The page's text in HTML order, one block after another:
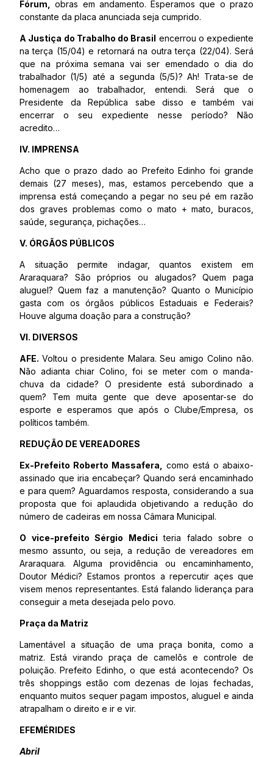
Fórum,
obras em andamento. Esperamos que o prazo
constante da placa anunciada seja cumprido.
A Justiça do Trabalho do Brasil encerrou o expediente
na terça (15/04) e retornará na outra terça (22/04). Será
que na próxima semana vai ser emendado o dia do
trabalhador (1/5) até a segunda (5/5)? Ah! Trata-se de
homenagem ao trabalhador, entendi. Será que o
Presidente da República sabe disso e também vai
encerrar o seu expediente nesse período? Não
acredito…
IV. IMPRENSA
Acho que o prazo dado ao Prefeito Edinho foi grande
demais (27 meses), mas, estamos percebendo que a
imprensa está começando a pegar no seu pé em razão
dos graves problemas como o mato + mato, buracos,
saúde, segurança, pichações…
V. ÓRGÃOS PÚBLICOS
A situação permite indagar, quantos existem em
Araraquara? São próprios ou alugados? Quem paga
aluguel? Quem faz a manutenção? Quanto o Município
gasta com os órgãos públicos Estaduais e Federais?
Houve alguma doação para a construção?
VI. DIVERSOS
AFE. Voltou o presidente Malara. Seu amigo Colino não.
Não adianta chiar Colino, foi se meter com o manda-
chuva da cidade? O presidente está subordinado a
quem? Tem muita gente que deve aposentar-se do
esporte e esperamos que após o Clube/Empresa, os
políticos também.
REDUÇÃO DE VEREADORES
Ex-Prefeito Roberto Massafera,
como está o abaixo-
assinado que iria encabeçar? Quando será encaminhado
e para quem? Aguardamos resposta, considerando a sua
proposta que foi aplaudida objetivando a redução do
número de cadeiras em nossa Câmara Municipal.
O vice-prefeito Sérgio Medici teria falado sobre o
mesmo assunto, ou seja, a redução de vereadores em
Araraquara. Alguma providência ou encaminhamento,
Doutor Médici? Estamos prontos a repercutir açes que
visem menos representantes. Está falando liderança para
conseguir a meta desejada pelo povo.
Praça da Matriz
Lamentável a situação de uma praça bonita, como a
matriz. Está virando praça de camelôs e controle de
poluição. Prefeito Edinho, o que está acontecendo? Os
três shoppings estão com dezenas de lojas fechadas,
enquanto muitos sequer pagam impostos, aluguel e ainda
atrapalham o direito e ir e vir.
EFEMÉRIDES
Abril